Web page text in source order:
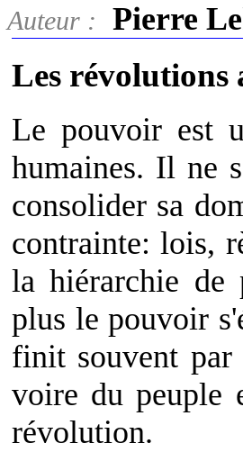
Auteur : Pierre
Les révolutions
Le pouvoir est
humaines. Il ne
consolider sa
contrainte: lois,
la hiérarchie de
plus le pouvoir
finit souvent par
voire du peuple
révolution.